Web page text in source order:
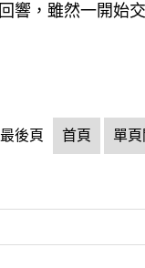
響，雖然一開始
最後頁 首頁 單